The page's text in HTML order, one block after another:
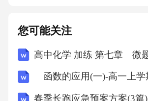
您可能关注
春季长跑应急预案方案(3篇)